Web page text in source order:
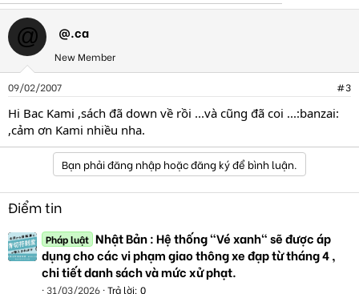
@ @.ca
New Member
09/02/2007 #3
Hi Bac Kami ,sách đã down về rồi ...và cũng đã coi ...:banzai:
,cảm ơn Kami nhiều nha.
Bạn phải đăng nhập hoặc đăng ký để bình luận.
Điểm tin
Pháp luật Nhật Bản : Hệ thống "Vé xanh" sẽ được áp
dụng cho các vi phạm giao thông xe đạp từ tháng 4 ,
chi tiết danh sách và mức xử phạt.
31/03/2026 Trả lời: 0